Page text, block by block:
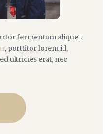
fermentum aliquet.
, porttitor lorem id,
ultricies erat, nec